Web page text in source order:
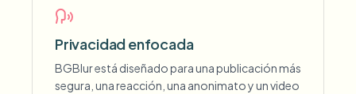
Privacidad enfocada
BGBlur está diseñado para una publicación más
segura, una reacción, una anonimato y un video